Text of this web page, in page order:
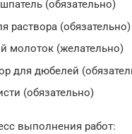
(обязательно)
раствора (обязательно)
молоток (желательно)
для дюбелей
(обязательно)
выполнения работ: